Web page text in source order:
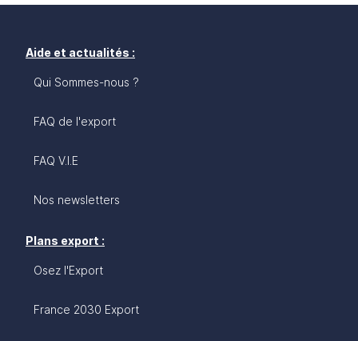
Aide et actualités :
Qui Sommes-nous ?
FAQ de l'export
FAQ V.I.E
Nos newsletters
Plans export :
Osez l'Export
France 2030 Export